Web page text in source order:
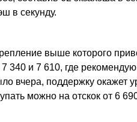
в секунду.
выше которого
340 и 7 610, где
вчера, поддержку окажет
можно на отскок от 6